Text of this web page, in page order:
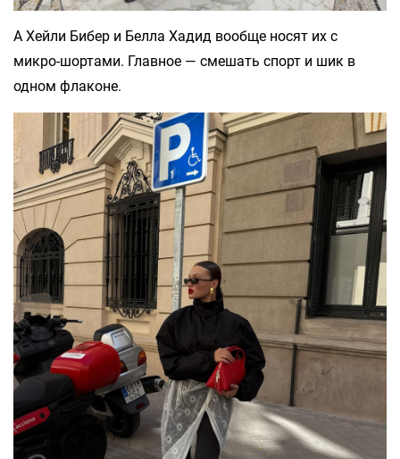
А Хейли Бибер и Белла Хадид вообще носят их с
микро-шортами. Главное — смешать спорт и шик в
одном флаконе.